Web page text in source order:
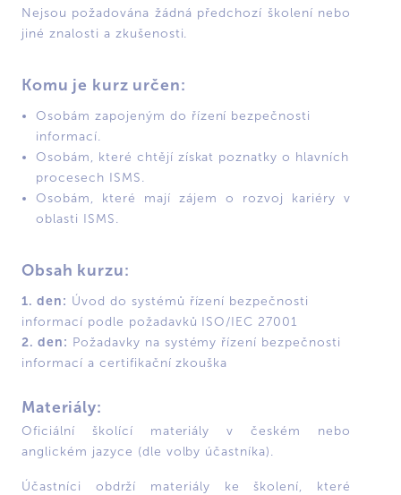
Nejsou požadována žádná předchozí školení nebo
jiné znalosti a zkušenosti.
Komu je kurz určen:
Osobám zapojeným do řízení bezpečnosti
informací.
Osobám, které chtějí získat poznatky o hlavních
procesech ISMS.
Osobám, které mají zájem o rozvoj kariéry v
oblasti ISMS.
Obsah kurzu:
1. den: Úvod do systémů řízení bezpečnosti
informací podle požadavků ISO/IEC 27001
2. den: Požadavky na systémy řízení bezpečnosti
informací a certifikační zkouška
Materiály:
Oficiální školící materiály v českém nebo
anglickém jazyce (dle volby účastníka).
Účastníci obdrží materiály ke školení, které